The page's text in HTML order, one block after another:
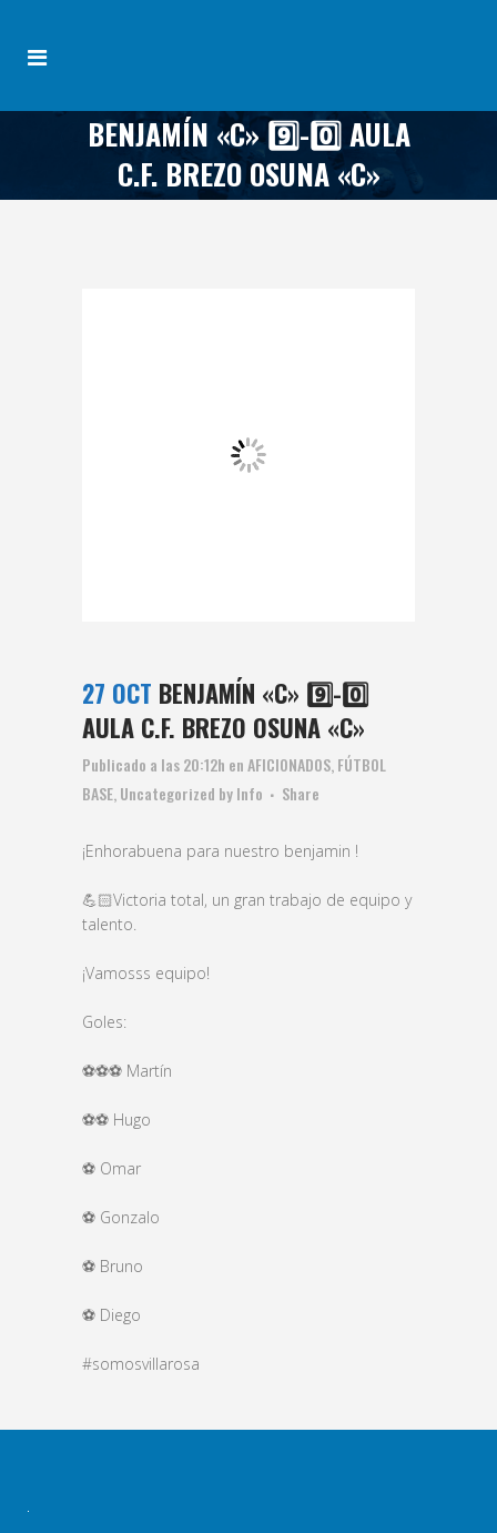
BENJAMÍN «C» 9️⃣-0️⃣ AULA
C.F. BREZO OSUNA «C»
27 OCT BENJAMÍN «C» 9️⃣-0️⃣
AULA C.F. BREZO OSUNA «C»
Publicado a las 20:12h enAFICIONADOS FÚTBOL
BASE Uncategorized byInfo Share
¡Enhorabuena para nuestro benjamin !
💪🏻Victoria total, un gran trabajo de equipo y
talento.
¡Vamosss equipo!
Goles:
⚽️⚽️⚽️ Martín
⚽️⚽️ Hugo
⚽️ Omar
⚽️ Gonzalo
⚽️ Bruno
⚽️ Diego
#somosvillarosa